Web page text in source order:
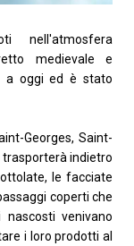
nell'atmosfera
medievale e
a oggi ed è stato
Georges, Saint-
trasporterà indietro
le facciate
coperti che
venivano
i loro prodotti al